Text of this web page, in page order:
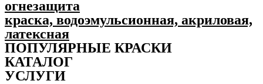
огнезащита
краска, водоэмульсионная, акриловая,
латексная
ПОПУЛЯPНЫЕ КРАСКИ
КАТАЛОГ
УСЛУГИ